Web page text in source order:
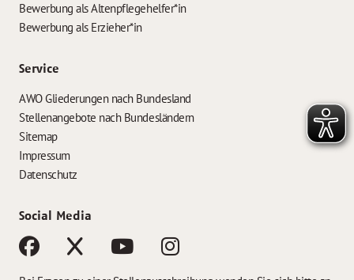
Bewerbung als Altenpflegehelfer*in
Bewerbung als Erzieher*in
Service
AWO Gliederungen nach Bundesland
Stellenangebote nach Bundesländern
Sitemap
Impressum
Datenschutz
Social Media